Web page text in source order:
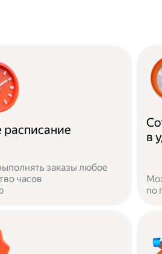
расписание
заказы любое
часов
в
по